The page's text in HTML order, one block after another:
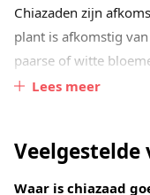
Chiazaden zijn
plant is afkomstig
paarse of witte
die lijken op de
In ons assortiment
Lees meer
Veelgestelde
Waar is chiazaad